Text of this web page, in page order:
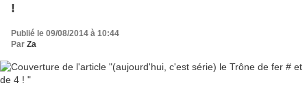
!
Publié le 09/08/2014 à 10:44
Par Za